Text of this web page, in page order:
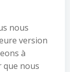
nous
version
à
que nous